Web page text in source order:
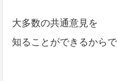
大多数の共通意見を
知ることができるからで